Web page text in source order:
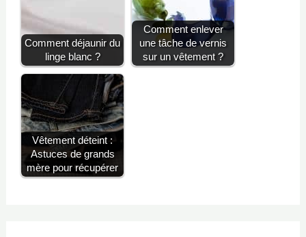
Comment déjaunir du
linge blanc ?
Comment enlever
une tâche de vernis
sur un vêtement ?
Vêtement déteint :
Astuces de grands
mère pour récupérer